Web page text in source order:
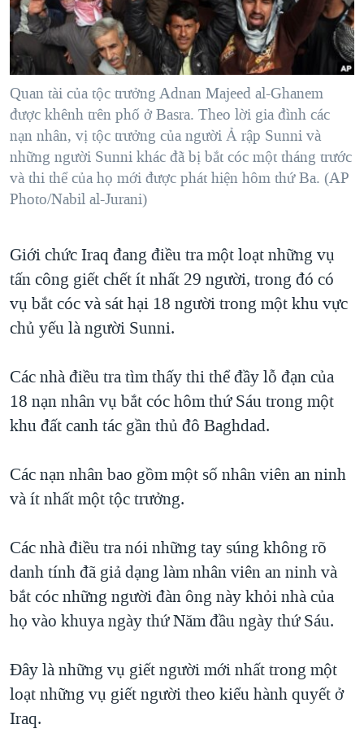
"Tìm"NGƯỜI VIỆT HẢI NGOẠI
ĐỜI SỐNG
KINH TẾ
SỨC KHOẺ
VĂN HOÁ
THỂ THAO
TẠI
HÀNH TRÌNH BẦU CỬ 2024
MỘT NĂM CHIẾN TRANH TẠI DẢI GAZA
GIẢI MÃ VÀNH ĐAI & CON ĐƯỜNG
NGÀY TỊ NẠN THẾ GIỚI
TRỊNH VĨNH BÌNH - NGƯỜI HẠ 'BÊN THẮNG CUỘC'
GROUND ZERO – XƯA VÀ NAY
CHI PHÍ CHIẾN TRANH AFGHANISTAN
THƯỢNG ĐỈNH TRUMP-KIM TẠI VIỆT NAM
TRỊNH VĨNH BÌNH VS. CHÍNH PHỦ VIỆT NAM
NGƯ DÂN VIỆT VÀ LÀN SÓNG TRỘM HẢI SÂM
QUAN HỆ VIỆT MỸ
VIDEO
NGHE
MẠNG XÃ HỘI
Ngôn ngữ khác
Quan tài của tộc trưởng Adnan Majeed al-Ghanem
được khênh trên phố ở Basra. Theo lời gia đình các
nạn nhân, vị tộc trưởng của người Ả rập Sunni và
những người Sunni khác đã bị bắt cóc một tháng trước
và thi thể của họ mới được phát hiện hôm thứ Ba. (AP
Photo/Nabil al-Jurani)
Giới chức Iraq đang điều tra một loạt những vụ
tấn công giết chết ít nhất 29 người, trong đó có
vụ bắt cóc và sát hại 18 người trong một khu vực
chủ yếu là người Sunni.
Các nhà điều tra tìm thấy thi thể đầy lỗ đạn của
18 nạn nhân vụ bắt cóc hôm thứ Sáu trong một
khu đất canh tác gần thủ đô Baghdad.
Các nạn nhân bao gồm một số nhân viên an ninh
và ít nhất một tộc trưởng.
Các nhà điều tra nói những tay súng không rõ
danh tính đã giả dạng làm nhân viên an ninh và
bắt cóc những người đàn ông này khỏi nhà của
họ vào khuya ngày thứ Năm đầu ngày thứ Sáu.
Ðây là những vụ giết người mới nhất trong một
loạt những vụ giết người theo kiểu hành quyết ở
Iraq.